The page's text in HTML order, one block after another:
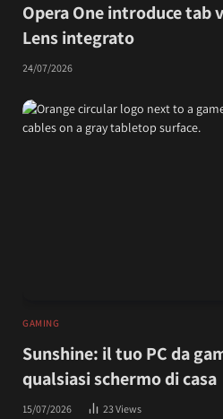
Opera One introduce tab
Lens integrato
24/07/2026
GAMING
Sunshine: il tuo PC da
qualsiasi schermo di casa
15/07/2026 23Views